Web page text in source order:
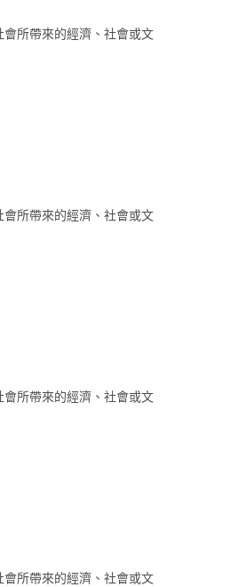
所帶來的經濟、社會或文
所帶來的經濟、社會或文
所帶來的經濟、社會或文
所帶來的經濟、社會或文